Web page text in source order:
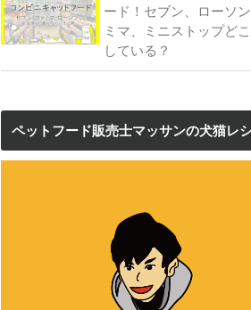
ード！セブン、ローソ
ミマ、ミニストップど
している？
ペットフード販売士マッサンの犬猫レ